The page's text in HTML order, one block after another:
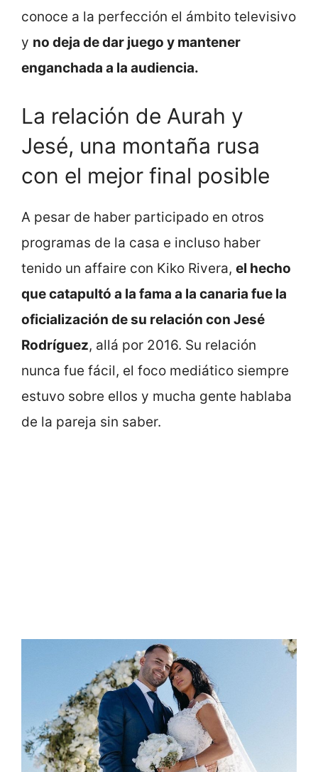
conoce a la perfección el ámbito televisivo
y no deja de dar juego y mantener
enganchada a la audiencia.
La relación de Aurah y
Jesé, una montaña rusa
con el mejor final posible
A pesar de haber participado en otros
programas de la casa e incluso haber
tenido un affaire con Kiko Rivera, el hecho
que catapultó a la fama a la canaria fue la
oficialización de su relación con Jesé
Rodríguez, allá por 2016. Su relación
nunca fue fácil, el foco mediático siempre
estuvo sobre ellos y mucha gente hablaba
de la pareja sin saber.